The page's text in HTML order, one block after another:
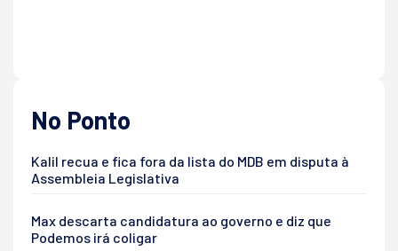
No Ponto
Kalil recua e fica fora da lista do MDB em disputa à
Assembleia Legislativa
Max descarta candidatura ao governo e diz que
Podemos irá coligar